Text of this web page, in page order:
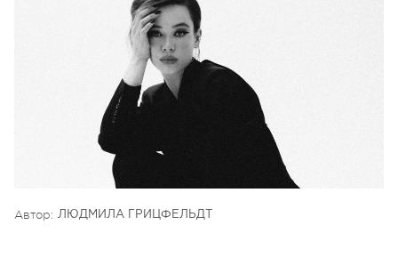
Автор: ЛЮДМИЛА ГРИЦФЕЛЬДТ